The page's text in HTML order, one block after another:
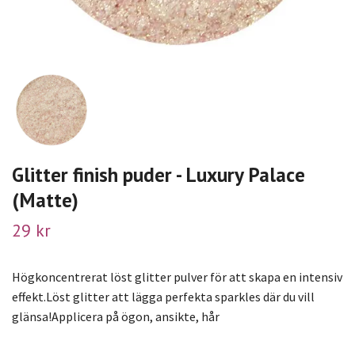
Glitter finish puder - Luxury Palace
(Matte)
29 kr
Högkoncentrerat löst glitter pulver för att skapa en intensiv
effekt.Löst glitter att lägga perfekta sparkles där du vill
glänsa!Applicera på ögon, ansikte, hår